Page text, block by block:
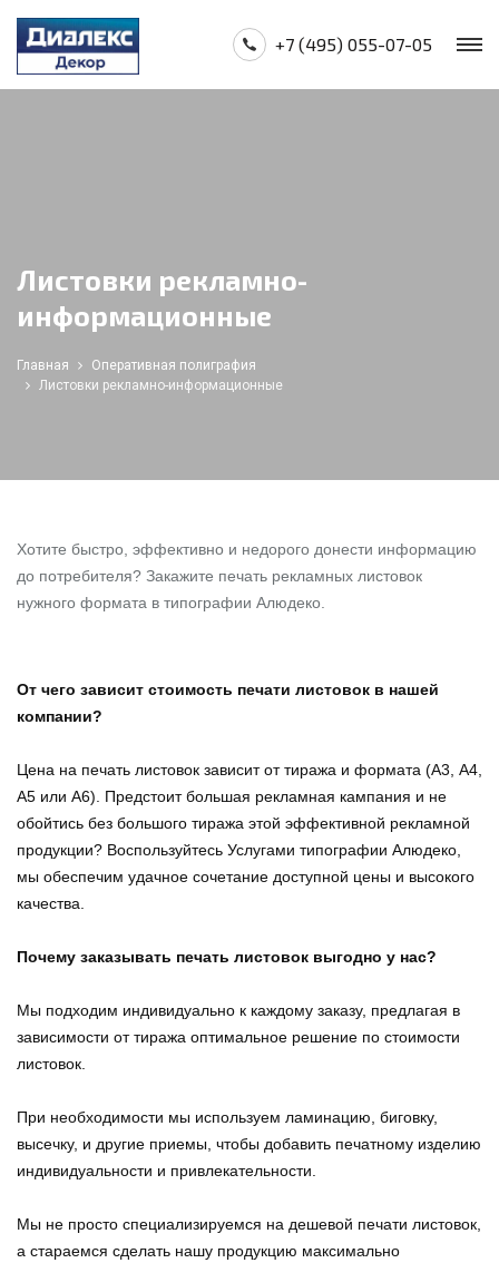
+7 (495) 055-07-05
Листовки рекламно-
информационные
Главная
Оперативная полиграфия
Листовки рекламно-информационные
Хотите быстро, эффективно и недорого донести информацию
до потребителя? Закажите печать рекламных листовок
нужного формата в типографии Алюдеко.
От чего зависит стоимость печати листовок в нашей
компании?
Цена на печать листовок зависит от тиража и формата (А3, А4,
А5 или А6). Предстоит большая рекламная кампания и не
обойтись без большого тиража этой эффективной рекламной
продукции? Воспользуйтесь Услугами типографии Алюдеко,
мы обеспечим удачное сочетание доступной цены и высокого
качества.
Почему заказывать печать листовок выгодно у нас?
Мы подходим индивидуально к каждому заказу, предлагая в
зависимости от тиража оптимальное решение по стоимости
листовок.
При необходимости мы используем ламинацию, биговку,
высечку, и другие приемы, чтобы добавить печатному изделию
индивидуальности и привлекательности.
Мы не просто специализируемся на дешевой печати листовок,
а стараемся сделать нашу продукцию максимально